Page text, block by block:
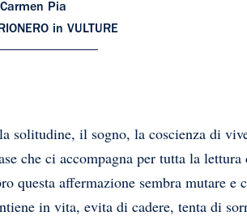
Pia
in VULTURE
solitudine, il sogno, la coscienza di
che ci accompagna per tutta la
questa affermazione sembra mutare e
in vita, evita di cadere, tenta di